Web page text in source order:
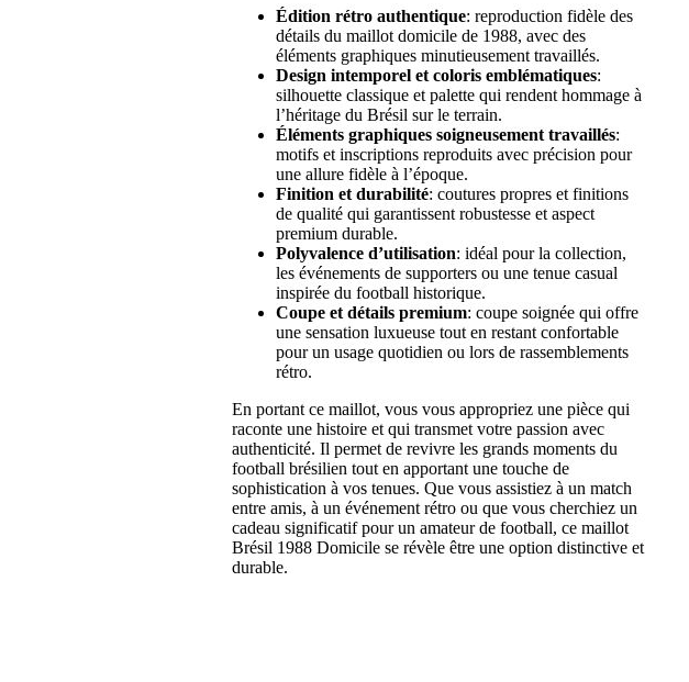
Édition rétro authentique: reproduction fidèle des
détails du maillot domicile de 1988, avec des
éléments graphiques minutieusement travaillés.
Design intemporel et coloris emblématiques:
silhouette classique et palette qui rendent hommage à
l’héritage du Brésil sur le terrain.
Éléments graphiques soigneusement travaillés:
motifs et inscriptions reproduits avec précision pour
une allure fidèle à l’époque.
Finition et durabilité: coutures propres et finitions
de qualité qui garantissent robustesse et aspect
premium durable.
Polyvalence d’utilisation: idéal pour la collection,
les événements de supporters ou une tenue casual
inspirée du football historique.
Coupe et détails premium: coupe soignée qui offre
une sensation luxueuse tout en restant confortable
pour un usage quotidien ou lors de rassemblements
rétro.
En portant ce maillot, vous vous appropriez une pièce qui
raconte une histoire et qui transmet votre passion avec
authenticité. Il permet de revivre les grands moments du
football brésilien tout en apportant une touche de
sophistication à vos tenues. Que vous assistiez à un match
entre amis, à un événement rétro ou que vous cherchiez un
cadeau significatif pour un amateur de football, ce maillot
Brésil 1988 Domicile se révèle être une option distinctive et
durable.